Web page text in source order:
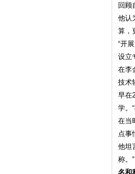
回顾
他认
算，
“开
设立
在李
技术
早在
学。
在当
点事
他坦
称。”
名和